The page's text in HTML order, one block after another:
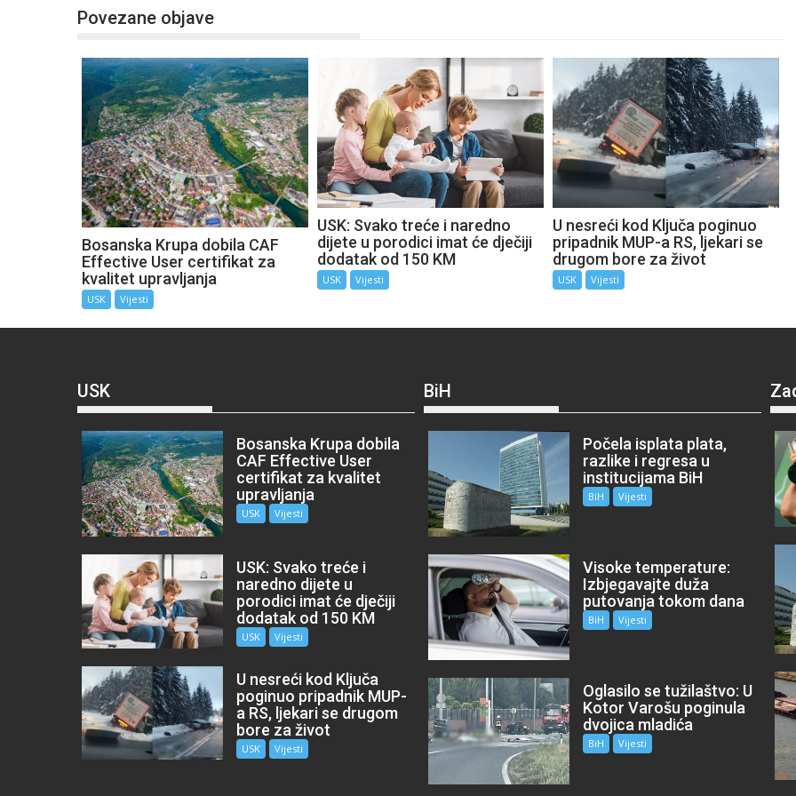
Povezane objave
Bosanska Krupa dobila CAF
Effective User certifikat za
kvalitet upravljanja
USK Vijesti
USK: Svako treće i naredno
dijete u porodici imat će dječiji
dodatak od 150 KM
USK Vijesti
U nesreći kod Ključa poginuo
pripadnik MUP-a RS, ljekari se
drugom bore za život
USK Vijesti
USK
Bosanska Krupa dobila
CAF Effective User
certifikat za kvalitet
upravljanja
USK Vijesti
USK: Svako treće i
naredno dijete u
porodici imat će dječiji
dodatak od 150 KM
USK Vijesti
U nesreći kod Ključa
poginuo pripadnik MUP-
a RS, ljekari se drugom
bore za život
USK Vijesti
BiH
Počela isplata plata,
razlike i regresa u
institucijama BiH
BiH Vijesti
Visoke temperature:
Izbjegavajte duža
putovanja tokom dana
BiH Vijesti
Oglasilo se tužilaštvo: U
Kotor Varošu poginula
dvojica mladića
BiH Vijesti